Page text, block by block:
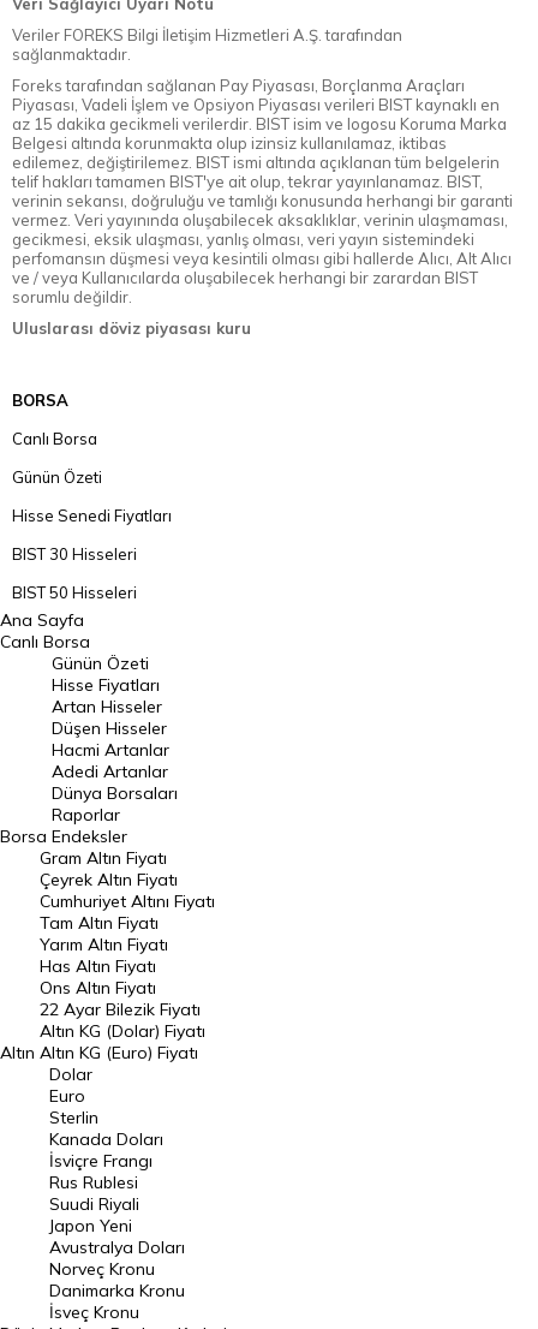
Veri Sağlayıcı Uyarı Notu
Veriler FOREKS Bilgi İletişim Hizmetleri A.Ş. tarafından
sağlanmaktadır.
Foreks tarafından sağlanan Pay Piyasası, Borçlanma Araçları
Piyasası, Vadeli İşlem ve Opsiyon Piyasası verileri BIST kaynaklı en
az 15 dakika gecikmeli verilerdir. BIST isim ve logosu Koruma Marka
Belgesi altında korunmakta olup izinsiz kullanılamaz, iktibas
edilemez, değiştirilemez. BIST ismi altında açıklanan tüm belgelerin
telif hakları tamamen BIST'ye ait olup, tekrar yayınlanamaz. BIST,
verinin sekansı, doğruluğu ve tamlığı konusunda herhangi bir garanti
vermez. Veri yayınında oluşabilecek aksaklıklar, verinin ulaşmaması,
gecikmesi, eksik ulaşması, yanlış olması, veri yayın sistemindeki
perfomansın düşmesi veya kesintili olması gibi hallerde Alıcı, Alt Alıcı
ve / veya Kullanıcılarda oluşabilecek herhangi bir zarardan BIST
sorumlu değildir.
Uluslarası döviz piyasası kuru
BORSA
Canlı Borsa
Günün Özeti
Hisse Senedi Fiyatları
BIST 30 Hisseleri
BIST 50 Hisseleri
BIST 100 Hisseleri
En Çok Artan Hisseler
En Çok Düşen Hisseler
Hacmi Artanlar
Geçmiş Kapanışlar
Dünya Borsaları
Raporlar
Endeksler
DÖVİZ
Döviz Kuru
Dolar Kuru
Euro Kuru
Pound Kuru
Frank Kuru
Riyal Kuru
Avustralya Doları
Danimarka Kronu Kuru
Kanada Doları Kuru
Ana Sayfa
Canlı Borsa
Borsa
Günün Özeti
Hisse Fiyatları
Artan Hisseler
Düşen Hisseler
Hacmi Artanlar
Adedi Artanlar
Dünya Borsaları
Raporlar
Endeksler
Altın
Gram Altın Fiyatı
Çeyrek Altın Fiyatı
Cumhuriyet Altını Fiyatı
Tam Altın Fiyatı
Yarım Altın Fiyatı
Has Altın Fiyatı
Ons Altın Fiyatı
22 Ayar Bilezik Fiyatı
Altın KG (Dolar) Fiyatı
Altın KG (Euro) Fiyatı
Dolar
Euro
Sterlin
Kanada Doları
İsviçre Frangı
Rus Rublesi
Suudi Riyali
Japon Yeni
Avustralya Doları
Norveç Kronu
Danimarka Kronu
İsveç Kronu